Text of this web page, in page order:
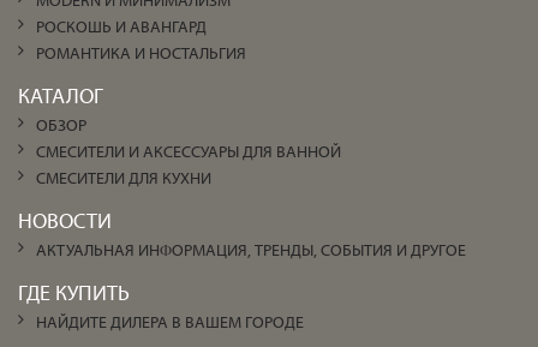
РОСКОШЬ И АВАНГАРД
РОМАНТИКА И НОСТАЛЬГИЯ
КАТАЛОГ
ОБЗОР
СМЕСИТЕЛИ И АКСЕССУАРЫ ДЛЯ ВАННОЙ
СМЕСИТЕЛИ ДЛЯ КУХНИ
НОВОСТИ
АКТУАЛЬНАЯ ИНФОРМАЦИЯ, ТРЕНДЫ, СОБЫТИЯ И ДРУГОЕ
ГДЕ КУПИТЬ
НАЙДИТЕ ДИЛЕРА В ВАШЕМ ГОРОДЕ